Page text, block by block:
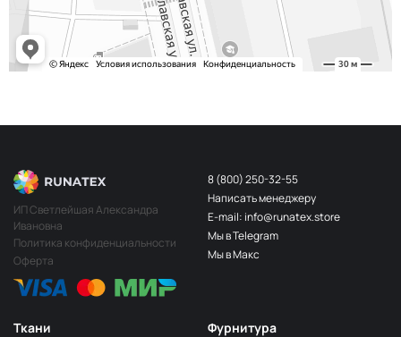
Ткани Фурнитура
ИП Светлейшая Александра
Ивановна
Политика конфиденциальности
Оферта
8 (800) 250-32-55
Написать менеджеру
E-mail: info@runatex.store
Мы в Telegram
Мы в Макс